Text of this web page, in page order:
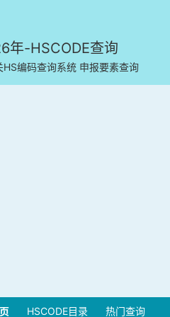
年-HSCODE查询
HS编码查询系统 申报要素查询
HSCODE目录 热门查询